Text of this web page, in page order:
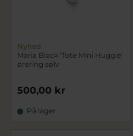
Nyhed
Maria Black 'Tote Mini Huggie'
ørering sølv
500,00 kr
På lager